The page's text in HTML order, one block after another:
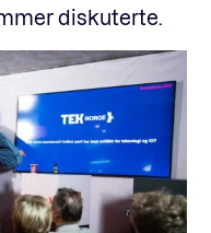
diskuterte.